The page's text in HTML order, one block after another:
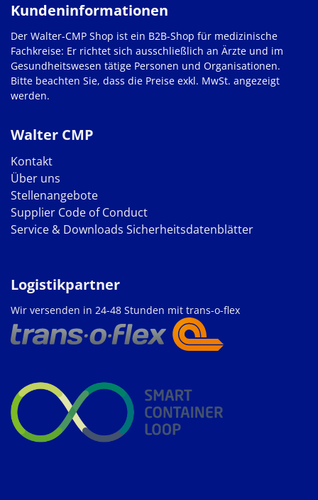
Walter CMP
Kontakt
Über uns
Stellenangebote
Supplier Code of Conduct
Service & Downloads Sicherheitsdatenblätter
Kundeninformationen
Der Walter-CMP Shop ist ein B2B-Shop für medizinische
Fachkreise: Er richtet sich ausschließlich an Ärzte und im
Gesundheitswesen tätige Personen und Organisationen.
Bitte beachten Sie, dass die Preise exkl. MwSt. angezeigt
werden.
Logistikpartner
Wir versenden in 24-48 Stunden mit trans-o-flex